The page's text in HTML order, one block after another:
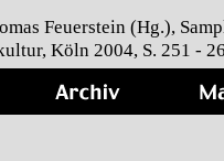
Feuerstein (Hg.),
Köln 2004, S. 251 -